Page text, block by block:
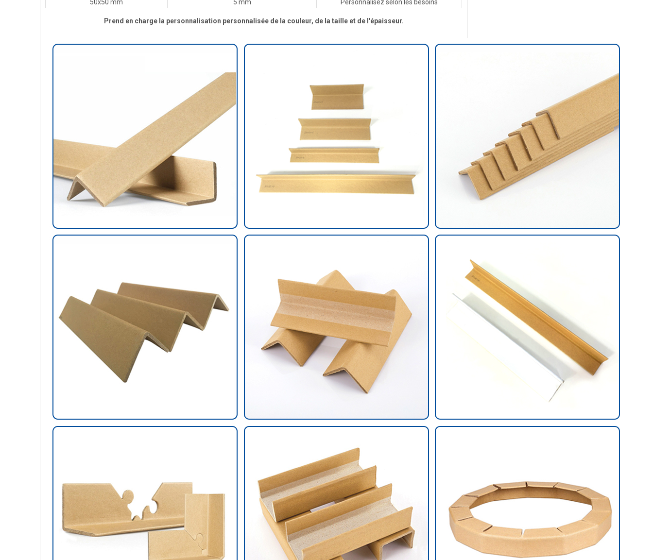
50x50 mm
5 mm Personnalisez selon les besoins
Prend en charge la personnalisation personnalisée de la couleur, de la taille et de l'épaisseur.